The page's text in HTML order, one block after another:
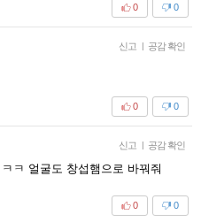
0
0
신고 | 공감 확인
0
0
신고 | 공감 확인
ㅋ 얼굴도 창섭햄으로 바꿔줘
0
0